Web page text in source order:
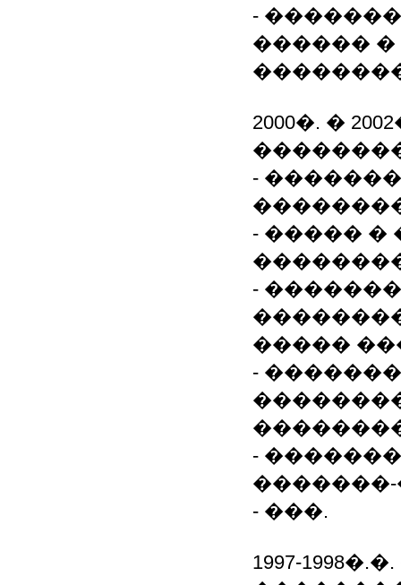
-
������
2000�. �
-
- �����
-
�����
-
-
�������-
- ���.
1997-